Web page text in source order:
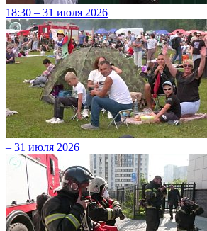
18:30 – 31 июля 2026
– 31 июля 2026